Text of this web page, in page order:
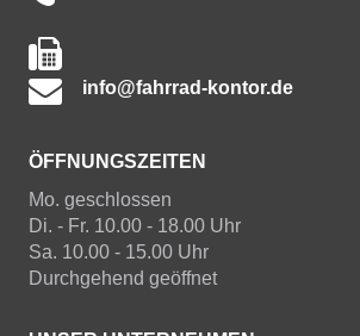
info@fahrrad-kontor.de
ÖFFNUNGSZEITEN
Mo. geschlossen
Di. - Fr. 10.00 - 18.00 Uhr
Sa. 10.00 - 15.00 Uhr
Durchgehend geöffnet